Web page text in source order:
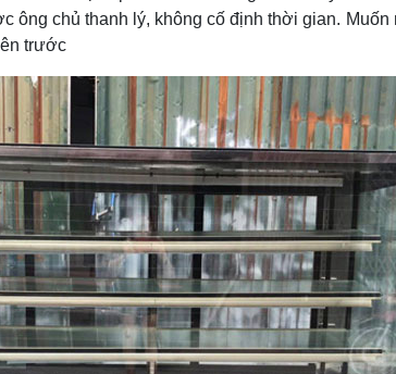
ông chủ thanh lý, không cố định thời gian. Muốn
trước